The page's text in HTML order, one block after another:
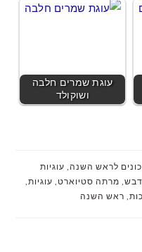
עוגת שמרים חלבה
ושוקולד
לראש השנה עוגיות
דבש מרתה סטיוארט עוגיות
ראש השנה